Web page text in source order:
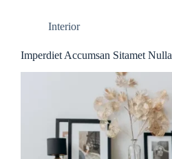
Interior
Imperdiet Accumsan Sitamet Nulla